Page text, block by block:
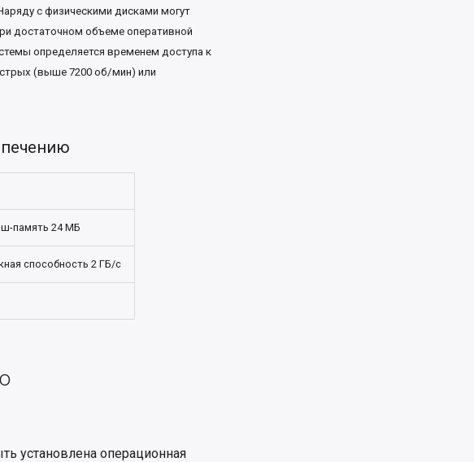
с физическими дисками могут
достаточном объеме оперативной
определяется временем доступа к
(выше 7200 об/мин) или
память 24 МБ
способность 2 ГБ/с
установлена операционная